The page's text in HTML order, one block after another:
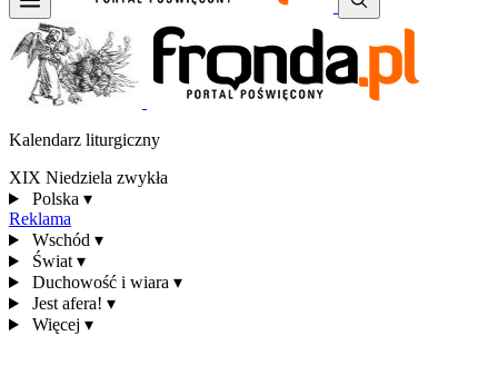
Kalendarz liturgiczny
XIX Niedziela zwykła
Polska ▾
Reklama
Wschód ▾
Świat ▾
Duchowość i wiara ▾
Jest afera! ▾
Więcej ▾